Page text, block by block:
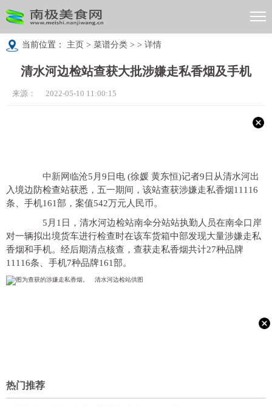
当前位置： 主页 > 菜谱分类 > > 详情
清水河边检站查获大批涉嫌走私香烟及手机
来源： 2022-05-10 11:00:15
中新网临沧5月9日电 (徐媛 黄东恒)记者9日从清水河出
入境边防检查站获悉，五一期间，该站查获涉嫌走私香烟11116
条、手机161部，案值542万元人民币。
5月1日，清水河边检站南伞分站站执勤人员在南伞口岸
对一辆拟出境货车进行检查时在该车货箱中部发现大量涉嫌走私
香烟和手机。经后期清点核查，查获走私香烟共计27种品牌
11116条、手机7种品牌161部。
热门推荐